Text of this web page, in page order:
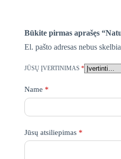
Būkite pirmas aprašęs
El. pašto adresas nebus
JŪSŲ ĮVERTINIMAS *
Name *
Jūsų atsiliepimas *